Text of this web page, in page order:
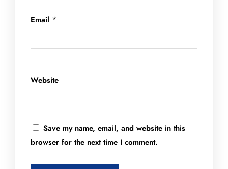
Email *
Website
Save my name, email, and website in this
browser for the next time I comment.